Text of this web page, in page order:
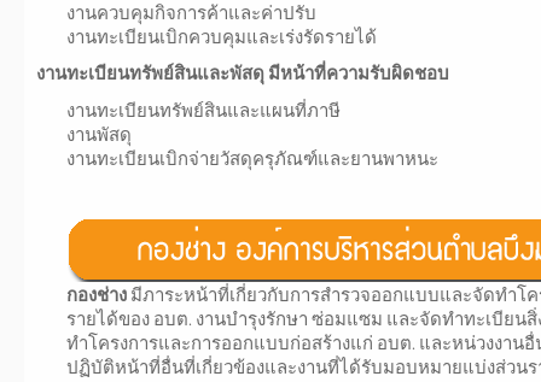
งานควบคุมกิจการค้าและค่าปรับ
งานทะเบียนเบิกควบคุมและเร่งรัดรายได้
งานทะเบียนทรัพย์สินและพัสดุ มีหน้าที่ความรับผิดชอบ
งานทะเบียนทรัพย์สินและแผนที่ภาษี
งานพัสดุ
งานทะเบียนเบิกจ่ายวัสดุครุภัณฑ์และยานพาหนะ
กองช่าง มีภาระหน้าที่เกี่ยวกับการสำรวจออกแบบและจัดทำโค
รายได้ของ อบต. งานบำรุงรักษา ซ่อมแซม และจัดทำทะเบีย
ทำโครงการและการออกแบบก่อสร้างแก่ อบต. และหน่วงงา
ปฏิบัติหน้าที่อื่นที่เกี่ยวข้องและงานที่ได้รับมอบหมายแบ่งส่วนร